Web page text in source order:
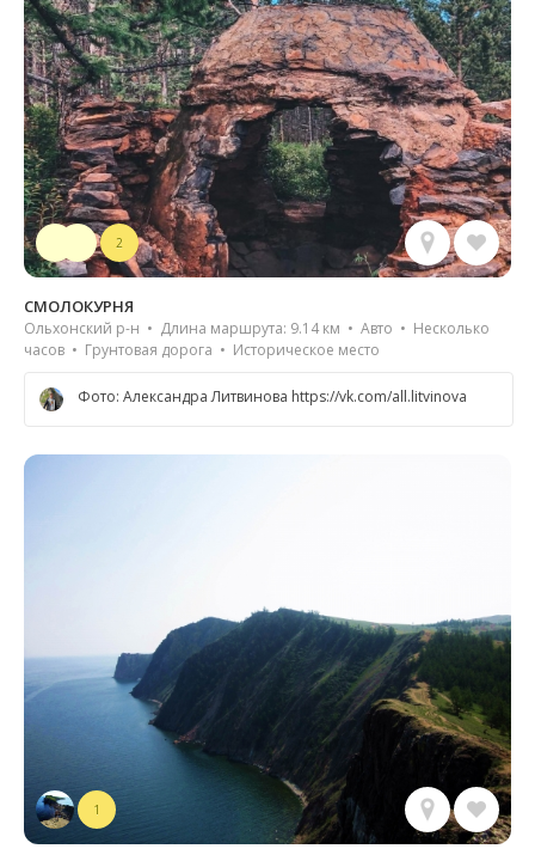
2
СМОЛОКУРНЯ
Ольхонский р-н • Длина маршрута: 9.14 км • Авто • Несколько
часов • Грунтовая дорога • Историческое место
Фото: Александра Литвинова https://vk.com/all.litvinova
1